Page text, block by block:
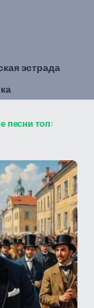
эстрада
песни топ: